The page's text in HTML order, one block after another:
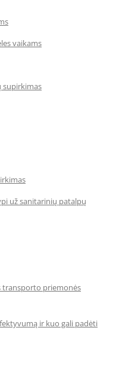
vaikams
supirkimas
už sanitarinių patalpų
transporto priemonės
ir kuo gali padėti